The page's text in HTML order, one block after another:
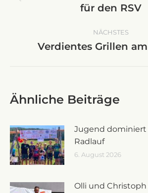
Beitrag:
für den RSV
NÄCHSTES
Nächster
Verdientes Grillen
Ähnliche Beiträge
Jugend
Radlauf
6. August 2026
Olli und